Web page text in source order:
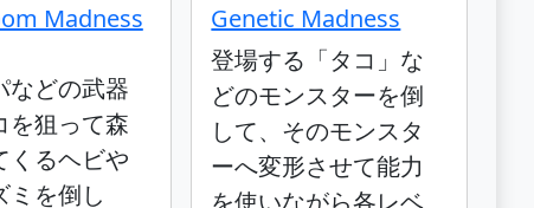
Madness
などの武器
を狙って森
くるヘビや
ミを倒し
Genetic Madness
登場する「タコ」な
どのモンスターを倒
して、そのモンスタ
ーへ変形させて能力
を使いながら各レベ